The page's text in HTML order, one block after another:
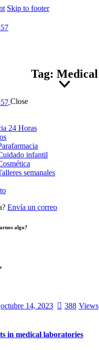
Skip to footer
Tag: Medical
Close
24 Horas
infantil
semanales
Envía un correo
algo?
octubre 14, 2023 388 Views
in medical laboratories